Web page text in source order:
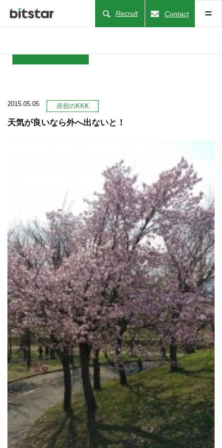
Recruit Contact
COMPANY
ACTION
RECRUIT
STAFF BLOG
CONTACT US
サイトマップ
約款
情報セキュリティ
プライバシーポリシー
2015.05.05 赤担のKKK
天気が良いなら外へ出ないと！